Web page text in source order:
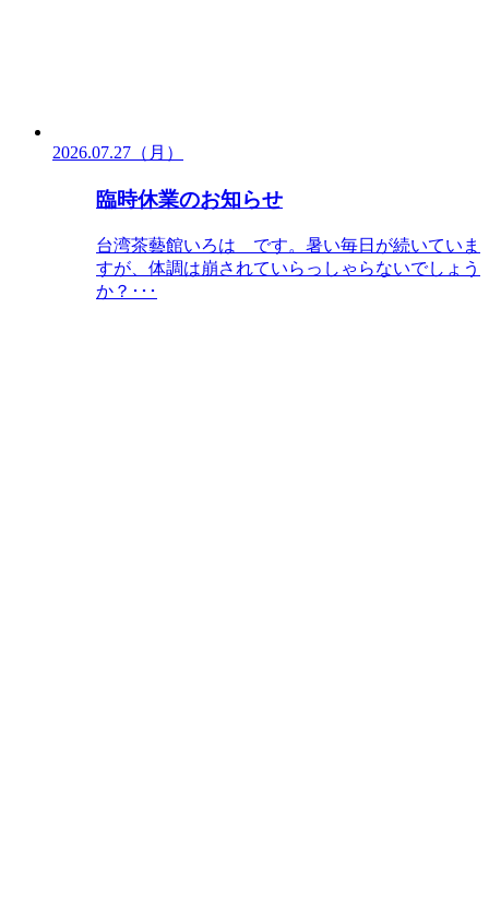
2026.07.27（月）
臨時休業のお知らせ
台湾茶藝館いろは です。暑い毎日が続いていま
すが、体調は崩されていらっしゃらないでしょう
か？･･･